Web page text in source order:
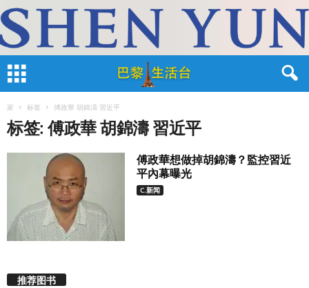
家 标签 傅政華 胡錦濤 習近平
标签: 傅政華 胡錦濤 習近平
傅政華想做掉胡錦濤？監控習近
平內幕曝光
C.新闻
推荐图书